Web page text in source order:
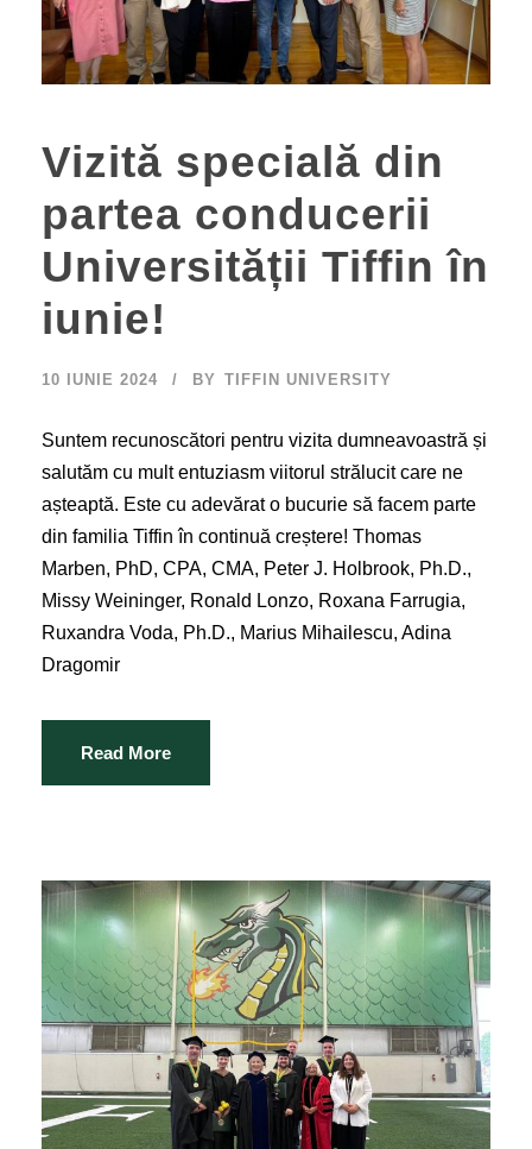
Vizită specială din
partea conducerii
Universității Tiffin în
iunie!
10 IUNIE 2024 BY TIFFIN UNIVERSITY
Suntem recunoscători pentru vizita dumneavoastră și
salutăm cu mult entuziasm viitorul strălucit care ne
așteaptă. Este cu adevărat o bucurie să facem parte
din familia Tiffin în continuă creștere! Thomas
Marben, PhD, CPA, CMA, Peter J. Holbrook, Ph.D.,
Missy Weininger, Ronald Lonzo, Roxana Farrugia,
Ruxandra Voda, Ph.D., Marius Mihailescu, Adina
Dragomir
Read More